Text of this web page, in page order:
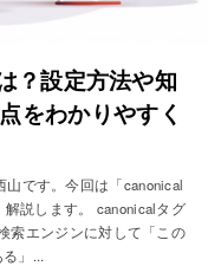
？設定方法や知
をわかりやすく
山です。今回は「canonical
説します。 canonicalタグ
索エンジンに対して「この
」...